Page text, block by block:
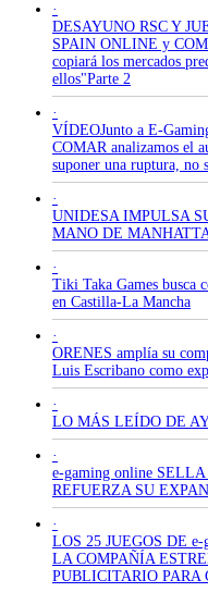
·
DESAYUNO RSC Y
SPAIN ONLINE y
copiará los mercados
ellos"Parte 2
·
VÍDEOJunto a E-
COMAR analizamos el
suponer una ruptura, no
·
UNIDESA IMPULSA
MANO DE
·
Tiki Taka Games busca
en Castilla-La Mancha
·
ORENES amplía su
Luis Escribano como
·
LO MÁS LEÍDO DE
·
e-gaming online
REFUERZA SU
·
LOS 25 JUEGOS DE
LA COMPAÑÍA
PUBLICITARIO PARA